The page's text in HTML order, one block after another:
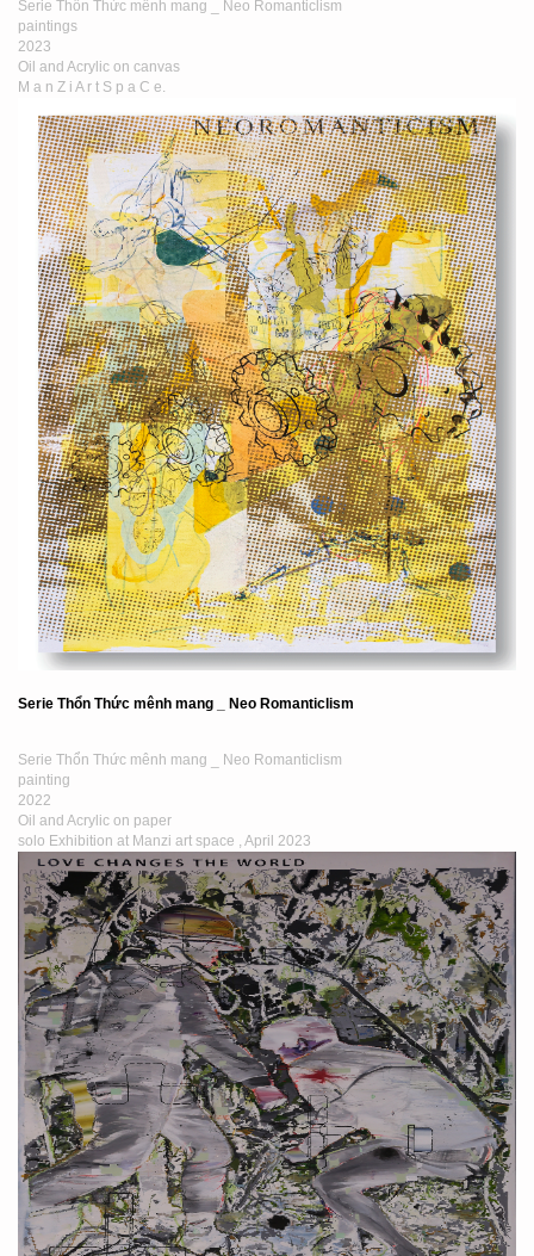
Serie Thổn Thức mênh mang _ Neo Romanticlism
paintings
2023
Oil and Acrylic on canvas
M a n Z i A r t S p a C e.
Serie Thổn Thức mênh mang _ Neo Romanticlism
Serie Thổn Thức mênh mang _ Neo Romanticlism
painting
2022
Oil and Acrylic on paper
solo Exhibition at Manzi art space , April 2023